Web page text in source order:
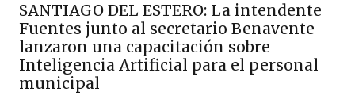
SANTIAGO DEL ESTERO: La intendente
Fuentes junto al secretario Benavente
lanzaron una capacitación sobre
Inteligencia Artificial para el personal
municipal